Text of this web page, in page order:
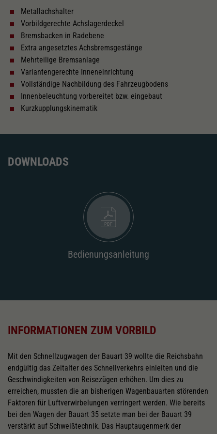
Innenbeleuchtung
Lötpunkte
Wechselstrom
244 Länger über Puffer in mm
Tauschsatz für Wechselstrom
Metallachshalter
Vorbildgerechte Achslagerdeckel
Bremsbacken in Radebene
Extra angesetztes Achsbremsgestänge
Mehrteilige Bremsanlage
Variantengerechte Inneneinrichtung
Vollständige Nachbildung des Fahrzeugbodens
Innenbeleuchtung vorbereitet bzw. eingebaut
Kurzkupplungskinematik
DOWNLOADS
Bedienungsanleitung
INFORMATIONEN ZUM VORBILD
Mit den Schnellzugwagen der Bauart 39 wollte die Reichsbahn
endgültig das Zeitalter des Schnellverkehrs einleiten und die
Geschwindigkeiten von Reisezügen erhöhen. Um dies zu
erreichen, mussten die an bisherigen Wagenbauarten störenden
Faktoren für Luftverwirbelungen verringert werden. Wie bereits
bei den Wagen der Bauart 35 setzte man bei der Bauart 39
verstärkt auf Schweißtechnik. Das Hauptaugenmerk der